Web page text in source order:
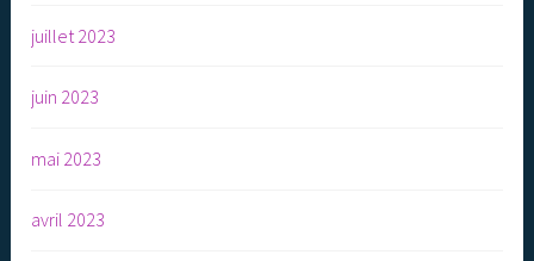
juillet 2023
juin 2023
mai 2023
avril 2023